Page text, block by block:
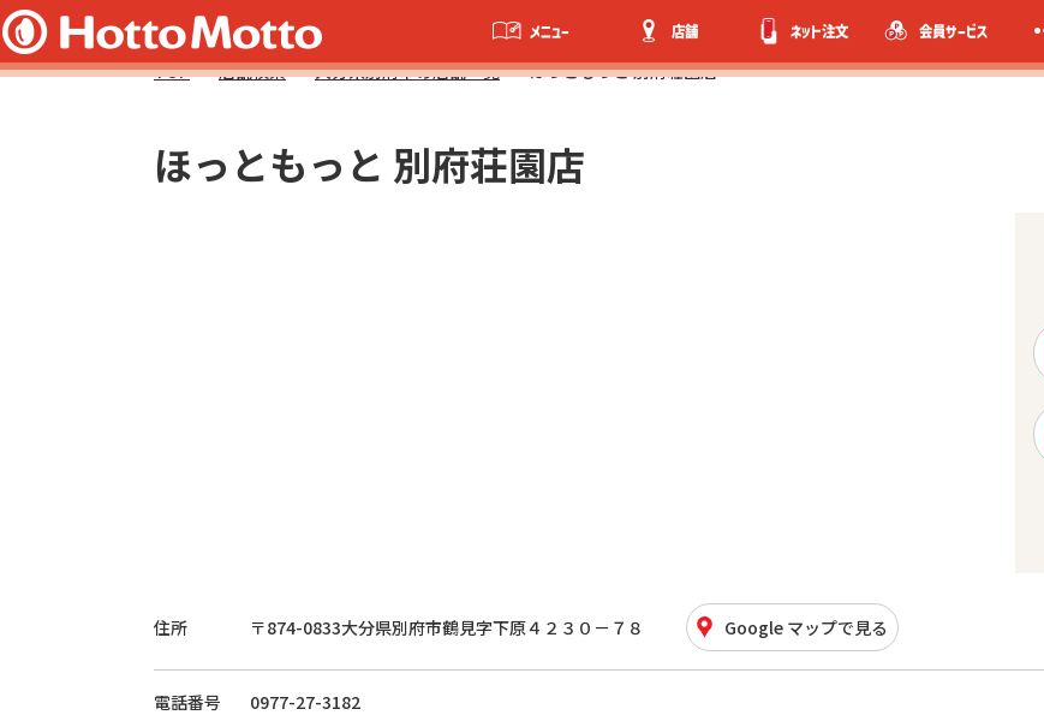
メニュー 店舗 ネット注文 会員サービス
TOP 店舗検索 大分県別府市の店舗一覧 ほっともっと 別府荘園店
ほっともっと 別府荘園店
住所 〒874-0833大分県別府市鶴見字下原４２３０－７８ Google マップで見る
電話番号 0977-27-3182